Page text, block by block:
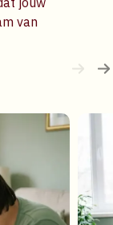
van